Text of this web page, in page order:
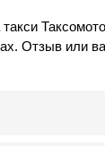
Отзыв или